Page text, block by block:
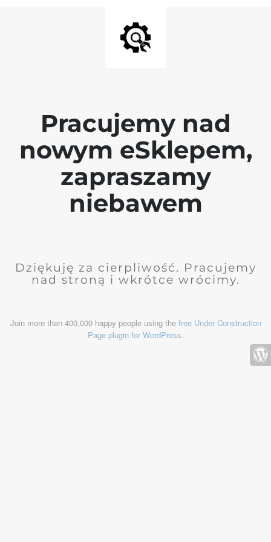
Pracujemy nad
nowym eSklepem,
zapraszamy
niebawem
Dziękuję za cierpliwość. Pracujemy
nad stroną i wkrótce wrócimy.
Join more than 400,000 happy people using the free Under Construction
Page plugin for WordPress.